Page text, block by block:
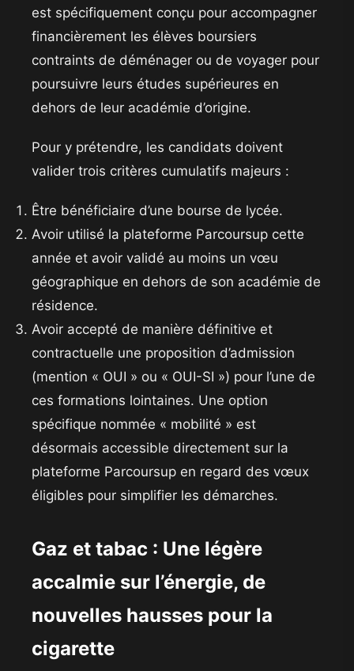
est spécifiquement conçu pour accompagner
financièrement les élèves boursiers
contraints de déménager ou de voyager pour
poursuivre leurs études supérieures en
dehors de leur académie d’origine.
​Pour y prétendre, les candidats doivent
valider trois critères cumulatifs majeurs :
​Être bénéficiaire d’une bourse de lycée.
​Avoir utilisé la plateforme Parcoursup cette
année et avoir validé au moins un vœu
géographique en dehors de son académie de
résidence.
​Avoir accepté de manière définitive et
contractuelle une proposition d’admission
(mention « OUI » ou « OUI-SI ») pour l’une de
ces formations lointaines. Une option
spécifique nommée « mobilité » est
désormais accessible directement sur la
plateforme Parcoursup en regard des vœux
éligibles pour simplifier les démarches.
​Gaz et tabac : Une légère
accalmie sur l’énergie, de
nouvelles hausses pour la
cigarette